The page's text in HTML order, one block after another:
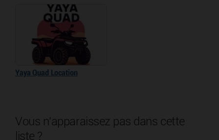
Yaya Quad Location
Vous n'apparaissez pas dans cette
liste ?